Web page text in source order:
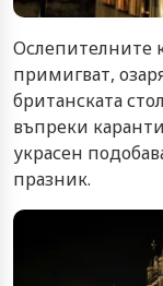
Ослепителните
примигват,
британската
въпреки
украсен
празник.